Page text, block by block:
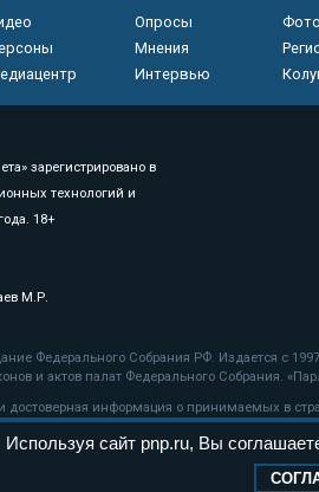
Опросы
Фото
Мнения
Интервью
зарегистрировано в
технологий и
18+
М.Р.
Федерального Собрания РФ. Издается с
и актов палат Федерального Собрания.
достоверная информация о принимаемых в
технологии
Используя сайт pnp.ru, Вы